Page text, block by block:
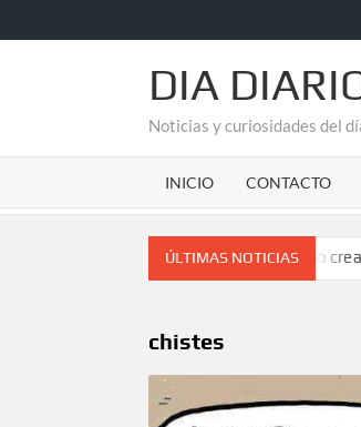
al
DIA
Noticias y curiosidades del
INICIO CONTACTO
ÚLTIMAS NOTICIAS
de abogados ¿Cómo crear tu
chistes